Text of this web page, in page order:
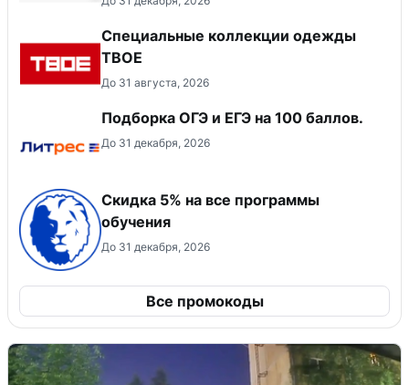
Специальные коллекции одежды
ТВОЕ
До 31 августа, 2026
Подборка ОГЭ и ЕГЭ на 100 баллов.
До 31 декабря, 2026
Скидка 5% на все программы
обучения
До 31 декабря, 2026
Все промокоды